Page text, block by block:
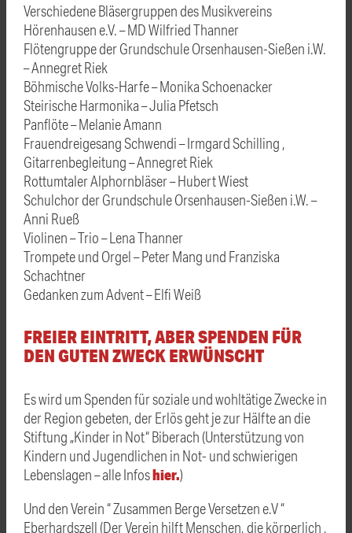
Verschiedene Bläsergruppen des Musikvereins
Hörenhausen e.V. – MD Wilfried Thanner
Flötengruppe der Grundschule Orsenhausen-Sießen i.W.
– Annegret Riek
Böhmische Volks-Harfe – Monika Schoenacker
Steirische Harmonika – Julia Pfetsch
Panflöte – Melanie Amann
Frauendreigesang Schwendi – Irmgard Schilling ,
Gitarrenbegleitung – Annegret Riek
Rottumtaler Alphornbläser – Hubert Wiest
Schulchor der Grundschule Orsenhausen-Sießen i.W. –
Anni Rueß
Violinen – Trio – Lena Thanner
Trompete und Orgel – Peter Mang und Franziska
Schachtner
Gedanken zum Advent – Elfi Weiß
FREIER EINTRITT, ABER SPENDEN FÜR
DEN GUTEN ZWECK ERWÜNSCHT
Es wird um Spenden für soziale und wohltätige Zwecke in
der Region gebeten, der Erlös geht je zur Hälfte an die
Stiftung „Kinder in Not“ Biberach (Unterstützung von
Kindern und Jugendlichen in Not- und schwierigen
Lebenslagen – alle Infoshier.)
Und den Verein “ Zusammen Berge Versetzen e.V “
Eberhardszell (Der Verein hilft Menschen, die körperlich ,